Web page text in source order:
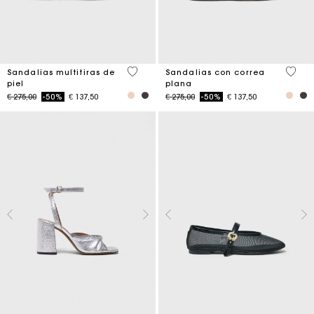
Sandalias multitiras de
piel
Price reduced from
€ 275,00to-50% € 137,50
4,3 out of 5 Customer Rating
Sandalias con correa
plana
Price reduced from
€ 275,00to-50% € 137,50
5 out